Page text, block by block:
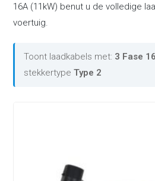
16A (11kW) benut u de volledige
voertuig.
Toont laadkabels met: 3 Fase
stekkertypeType 2